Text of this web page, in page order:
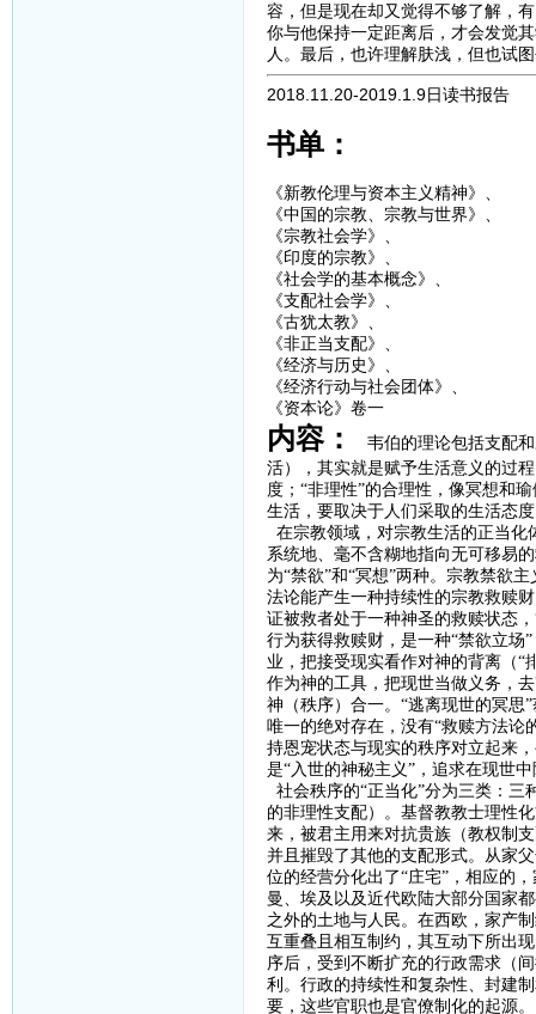
容，但是现在却又觉得不够了解，
你与他保持一定距离后，才会发觉
人。最后，也许理解肤浅，但也试
2018.11.20-2019.1.9日读书报告
书单：
《新教伦理与资本主义精神》、
《中国的宗教、宗教与世界》、
《宗教社会学》、
《印度的宗教》、
《社会学的基本概念》、
《支配社会学》、
《古犹太教》、
《非正当支配》、
《经济与历史》、
《经济行动与社会团体》、
《资本论》卷一
内容：
韦伯的理论包括支配
活），其实就是赋予生活意义的过
度；“非理性”的合理性，像冥想和
生活，要取决于人们采取的生活态
在宗教领域，对宗教生活的正当化
系统地、毫不含糊地指向无可移易
为“禁欲”和“冥想”两种。宗教禁欲
法论能产生一种持续性的宗教救赎
证被救者处于一种神圣的救赎状态，
行为获得救赎财，是一种“禁欲立场
业，把接受现实看作对神的背离（“
作为神的工具，把现世当做义务，
神（秩序）合一。“逃离现世的冥思
唯一的绝对存在，没有“救赎方法论
持恩宠状态与现实的秩序对立起来
是“入世的神秘主义”，追求在现世
社会秩序的“正当化”分为三类：三
的非理性支配）。基督教教士理性
来，被君主用来对抗贵族（教权制
并且摧毁了其他的支配形式。从家
位的经营分化出了“庄宅”，相应的
曼、埃及以及近代欧陆大部分国家
之外的土地与人民。在西欧，家产
互重叠且相互制约，其互动下所出
序后，受到不断扩充的行政需求（
利。行政的持续性和复杂性、封建
要，这些官职也是官僚制化的起源